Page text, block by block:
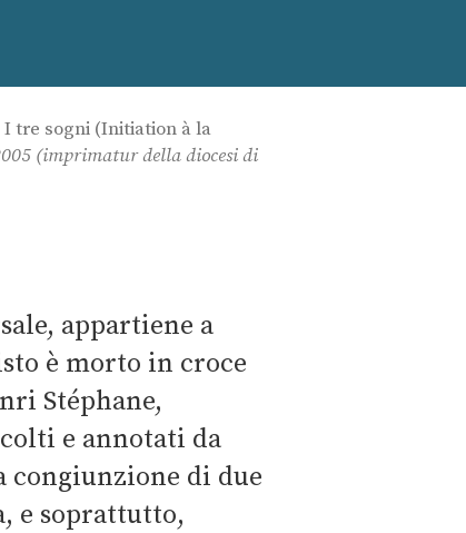
tre sogni (Initiation à la
(imprimatur della diocesi di
appartiene a
è morto in croce
Stéphane,
e annotati da
congiunzione di due
e soprattutto,